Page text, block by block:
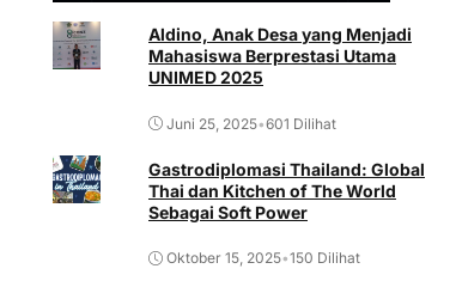
Aldino, Anak Desa yang Menjadi
Mahasiswa Berprestasi Utama
UNIMED 2025
Juni 25, 2025•601 Dilihat
Gastrodiplomasi Thailand: Global
Thai dan Kitchen of The World
Sebagai Soft Power
Oktober 15, 2025•150 Dilihat